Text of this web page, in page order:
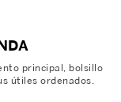
principal, bolsillo
útiles ordenados.